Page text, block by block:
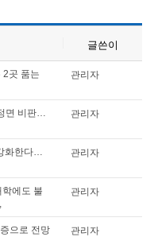
글쓴이
2곳 품는
관리자
면 비판…
관리자
화한다…
관리자
에도 불
관리자
으로 전망
관리자